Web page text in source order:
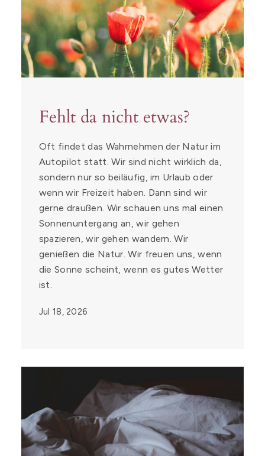
Fehlt da nicht etwas?
Oft findet das Wahrnehmen der Natur im
Autopilot statt. Wir sind nicht wirklich da,
sondern nur so beiläufig, im Urlaub oder
wenn wir Freizeit haben. Dann sind wir
gerne draußen. Wir schauen uns mal einen
Sonnenuntergang an, wir gehen
spazieren, wir gehen wandern. Wir
genießen die Natur. Wir freuen uns, wenn
die Sonne scheint, wenn es gutes Wetter
ist.
Jul 18, 2026